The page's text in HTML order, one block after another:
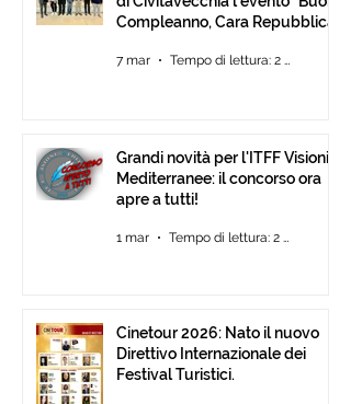
Compleanno, Cara Repubblica”
7 mar Tempo di lettura: 2 min
Grandi novità per l'ITFF Visioni
Mediterranee: il concorso ora
apre a tutti!
1 mar Tempo di lettura: 2 min
Cinetour 2026: Nato il nuovo
Direttivo Internazionale dei
Festival Turistici.